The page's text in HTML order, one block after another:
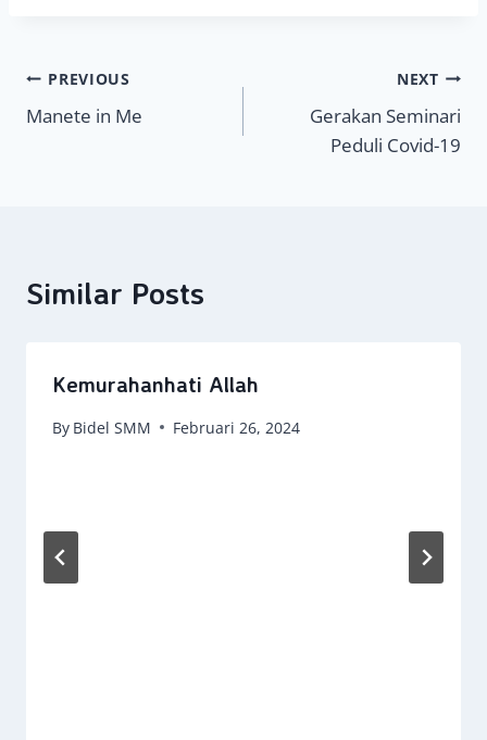
Navigasi
pos
PREVIOUS
Manete in Me
NEXT
Gerakan Seminari
Peduli Covid-19
Similar Posts
Kemurahanhati Allah
By Bidel SMM Februari 26, 2024